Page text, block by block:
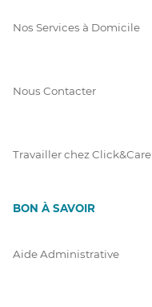
Nos Services à Domicile
Nous Contacter
Travailler chez Click&Care
BON À SAVOIR
Aide Administrative